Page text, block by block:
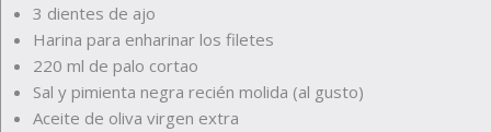
3 dientes de ajo
Harina para enharinar los filetes
220 ml de palo cortao
Sal y pimienta negra recién molida (al gusto)
Aceite de oliva virgen extra